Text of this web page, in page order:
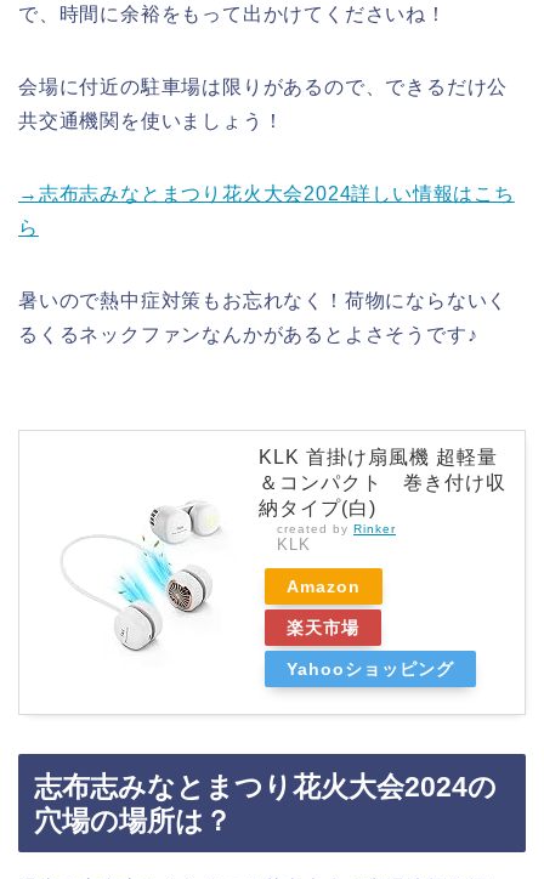
で、時間に余裕をもって出かけてくださいね！
会場に付近の駐車場は限りがあるので、できるだけ公
共交通機関を使いましょう！
→志布志みなとまつり花火大会2024詳しい情報はこち
ら
暑いので熱中症対策もお忘れなく！荷物にならないく
るくるネックファンなんかがあるとよさそうです♪
KLK 首掛け扇風機 超軽量
＆コンパクト 巻き付け収
納タイプ(白)
created by Rinker
KLK
Amazon
楽天市場
Yahooショッピング
志布志みなとまつり花火大会2024の
穴場の場所は？